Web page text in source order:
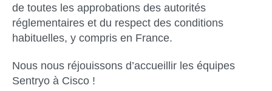
de toutes les approbations des autorités
réglementaires et du respect des conditions
habituelles, y compris en France.
Nous nous réjouissons d’accueillir les équipes
Sentryo à Cisco !